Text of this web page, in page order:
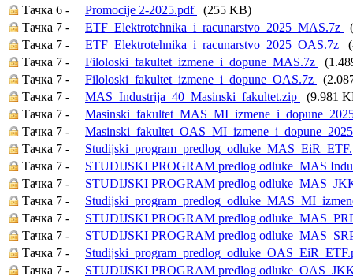
Тачка 6 -
Promocije 2-2025.pdf
(255 KB)
Тачка 7 -
ETF_Elektrotehnika_i_racunarstvo_2025_MAS.7z
Тачка 7 -
ETF_Elektrotehnika_i_racunarstvo_2025_OAS.7z
Тачка 7 -
Filoloski_fakultet_izmene_i_dopune_MAS.7z
Тачка 7 -
Filoloski_fakultet_izmene_i_dopune_OAS.7z
Тачка 7 -
MAS_Industrija_40_Masinski_fakultet.zip
(9.981
Тачка 7 -
Тачка 7 -
Тачка 7 -
Тачка 7 -
STUDIJSKI PROGRAM predlog odluke_MAS
Тачка 7 -
STUDIJSKI PROGRAM predlog
Тачка 7 -
Тачка 7 -
STUDIJSKI PROGRAM predlog
Тачка 7 -
STUDIJSKI PROGRAM predlog
Тачка 7 -
Тачка 7 -
STUDIJSKI PROGRAM predlog